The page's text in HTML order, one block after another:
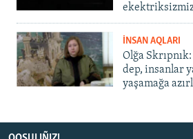
İNSAN AQLARI
Olğa
dep, insanlar
yaşamağa